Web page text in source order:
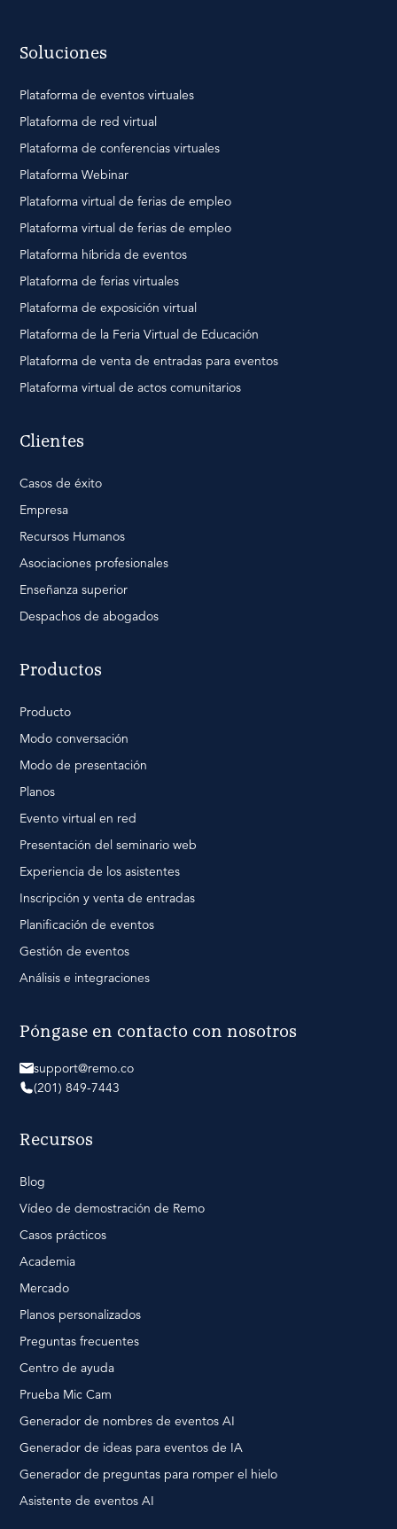
Soluciones
Plataforma de eventos virtuales
Plataforma de red virtual
Plataforma de conferencias virtuales
Plataforma Webinar
Plataforma virtual de ferias de empleo
Plataforma virtual de ferias de empleo
Plataforma híbrida de eventos
Plataforma de ferias virtuales
Plataforma de exposición virtual
Plataforma de la Feria Virtual de Educación
Plataforma de venta de entradas para eventos
Plataforma virtual de actos comunitarios
Clientes
Casos de éxito
Empresa
Recursos Humanos
Asociaciones profesionales
Enseñanza superior
Despachos de abogados
Productos
Producto
Modo conversación
Modo de presentación
Planos
Evento virtual en red
Presentación del seminario web
Experiencia de los asistentes
Inscripción y venta de entradas
Planificación de eventos
Gestión de eventos
Análisis e integraciones
Póngase en contacto con nosotros
support@remo.co
(201) 849-7443
Recursos
Blog
Vídeo de demostración de Remo
Casos prácticos
Academia
Mercado
Planos personalizados
Preguntas frecuentes
Centro de ayuda
Prueba Mic Cam
Generador de nombres de eventos AI
Generador de ideas para eventos de IA
Generador de preguntas para romper el hielo
Asistente de eventos AI